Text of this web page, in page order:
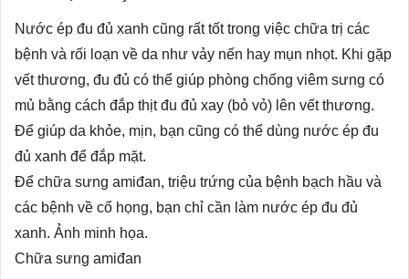
Nước ép đu đủ xanh cũng rất tốt trong việc chữa trị các
bệnh và rối loạn về da như vảy nến hay mụn nhọt. Khi gặp
vết thương, đu đủ có thể giúp phòng chống viêm sưng có
mủ bằng cách đắp thịt đu đủ xay (bỏ vỏ) lên vết thương.
Để giúp da khỏe, mịn, bạn cũng có thể dùng nước ép đu
đủ xanh để đắp mặt.
Để chữa sưng amiđan, triệu trứng của bệnh bạch hầu và
các bệnh về cổ họng, bạn chỉ cần làm nước ép đu đủ
xanh. Ảnh minh họa.
Chữa sưng amiđan